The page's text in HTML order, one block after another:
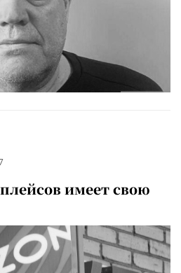
имеет свою